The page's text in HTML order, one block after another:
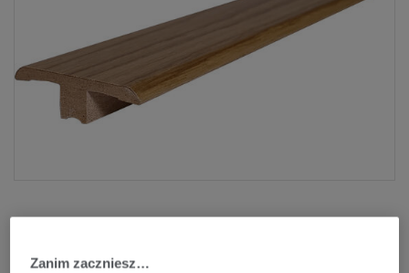
Zanim zaczniesz…